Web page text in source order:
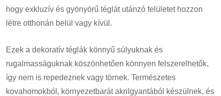
hogy exkluzív és gyönyörű téglát utánzó felületet hozzon
létre otthonán belül vagy kívül.
Ezek a dekoratív téglák könnyű súlyuknak és
rugalmasságuknak köszönhetően könnyen felszerelhetők,
így nem is repedeznek vagy törnek. Természetes
kovahomokból, környezetbarát akrilgyantából készülnek, és